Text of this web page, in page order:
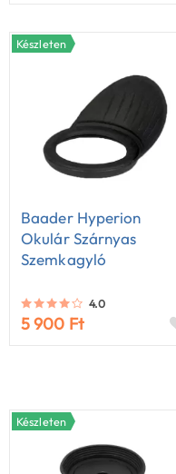
Készleten
Baader Hyperion
Okulár Szárnyas
Szemkagyló
4.0
5 900 Ft
Készleten